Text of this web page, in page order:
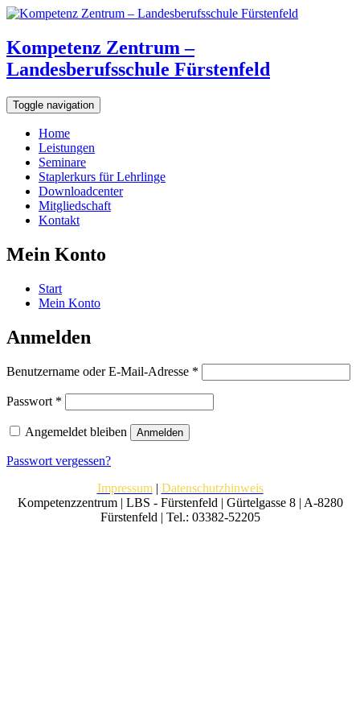
Kompetenz Zentrum –
Landesberufsschule Fürstenfeld
Toggle navigation
Home
Leistungen
Seminare
Staplerkurs für Lehrlinge
Downloadcenter
Mitgliedschaft
Kontakt
Mein Konto
Start
Mein Konto
Anmelden
Benutzername oder E-Mail-Adresse *
Passwort *
Angemeldet bleiben Anmelden
Passwort vergessen?
Impressum| Datenschutzhinweis
Kompetenzzentrum | LBS - Fürstenfeld | Gürtelgasse 8 | A-8280
Fürstenfeld | Tel.: 03382-52205